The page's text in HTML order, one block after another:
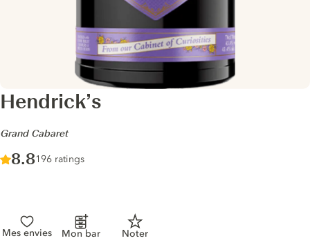
Hendrick’s
-
Grand Cabaret
Score :
8.8/ 10
196 ratings
Mes envies Mon bar Noter